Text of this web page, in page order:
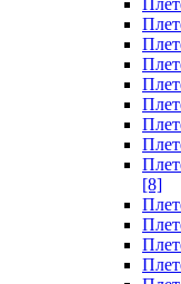
[8]